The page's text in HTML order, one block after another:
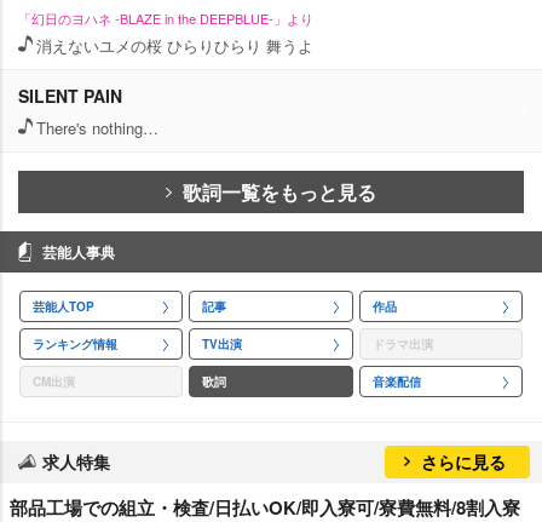
「幻日のヨハネ -BLAZE in the DEEPBLUE-」より
消えないユメの桜 ひらりひらり 舞うよ
SILENT PAIN
There's nothing…
歌詞一覧をもっと見る
芸能人事典
芸能人TOP 記事 作品
ランキング情報 TV出演 ドラマ出演
CM出演 歌詞 音楽配信
求人特集 さらに見る
部品工場での組立・検査/日払いOK/即入寮可/寮費無料/8割入寮